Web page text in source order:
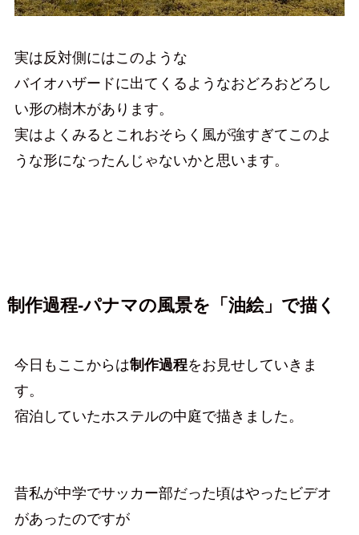
実は反対側にはこのような
バイオハザードに出てくるようなおどろおどろし
い形の樹木があります。
実はよくみるとこれおそらく風が強すぎてこのよ
うな形になったんじゃないかと思います。
制作過程-パナマの風景を「油絵」で描く
今日もここからは制作過程をお見せしていきま
す。
宿泊していたホステルの中庭で描きました。
昔私が中学でサッカー部だった頃はやったビデオ
があったのですが